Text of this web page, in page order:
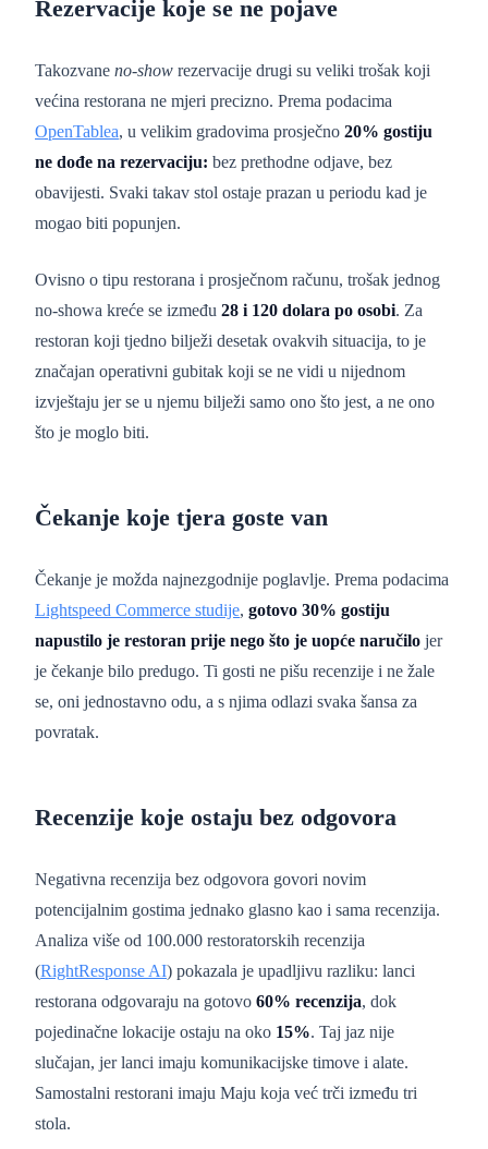
Rezervacije koje se ne pojave
Takozvane no-show rezervacije drugi su veliki trošak koji
većina restorana ne mjeri precizno. Prema podacima
OpenTablea, u velikim gradovima prosječno 20% gostiju
ne dođe na rezervaciju: bez prethodne odjave, bez
obavijesti. Svaki takav stol ostaje prazan u periodu kad je
mogao biti popunjen.
Ovisno o tipu restorana i prosječnom računu, trošak jednog
no-showa kreće se između 28 i 120 dolara po osobi. Za
restoran koji tjedno bilježi desetak ovakvih situacija, to je
značajan operativni gubitak koji se ne vidi u nijednom
izvještaju jer se u njemu bilježi samo ono što jest, a ne ono
što je moglo biti.
Čekanje koje tjera goste van
Čekanje je možda najnezgodnije poglavlje. Prema podacima
Lightspeed Commerce studije, gotovo 30% gostiju
napustilo je restoran prije nego što je uopće naručilo jer
je čekanje bilo predugo. Ti gosti ne pišu recenzije i ne žale
se, oni jednostavno odu, a s njima odlazi svaka šansa za
povratak.
Recenzije koje ostaju bez odgovora
Negativna recenzija bez odgovora govori novim
potencijalnim gostima jednako glasno kao i sama recenzija.
Analiza više od 100.000 restoratorskih recenzija
(RightResponse AI) pokazala je upadljivu razliku: lanci
restorana odgovaraju na gotovo 60% recenzija, dok
pojedinačne lokacije ostaju na oko 15%. Taj jaz nije
slučajan, jer lanci imaju komunikacijske timove i alate.
Samostalni restorani imaju Maju koja već trči između tri
stola.